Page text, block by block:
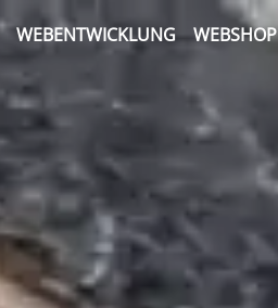
WEBENTWICKLUNG WEBSHOP